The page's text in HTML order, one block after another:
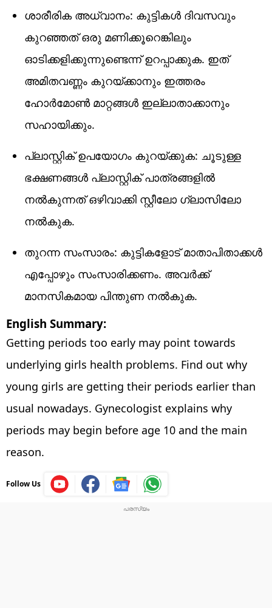
ശാരീരിക അധ്വാനം: കുട്ടികൾ ദിവസവും
കുറഞ്ഞത് ഒരു മണിക്കൂറെങ്കിലും
ഓടിക്കളിക്കുന്നുണ്ടെന്ന് ഉറപ്പാക്കുക. ഇത്
അമിതവണ്ണം കുറയ്ക്കാനും ഇത്തരം
ഹോർമോൺ മാറ്റങ്ങൾ ഇല്ലാതാക്കാനും
സഹായിക്കും.
പ്ലാസ്റ്റിക് ഉപയോഗം കുറയ്ക്കുക: ചൂടുള്ള
ഭക്ഷണങ്ങൾ പ്ലാസ്റ്റിക് പാത്രങ്ങളിൽ
നൽകുന്നത് ഒഴിവാക്കി സ്റ്റീലോ ഗ്ലാസിലോ
നൽകുക.
തുറന്ന സംസാരം: കുട്ടികളോട് മാതാപിതാക്കൾ
എപ്പോഴും സംസാരിക്കണം. അവർക്ക്
മാനസികമായ പിന്തുണ നൽകുക.
English Summary:
Getting periods too early may point towards
underlying girls health problems. Find out why
young girls are getting their periods earlier than
usual nowadays. Gynecologist explains why
periods may begin before age 10 and the main
reason.
Follow Us